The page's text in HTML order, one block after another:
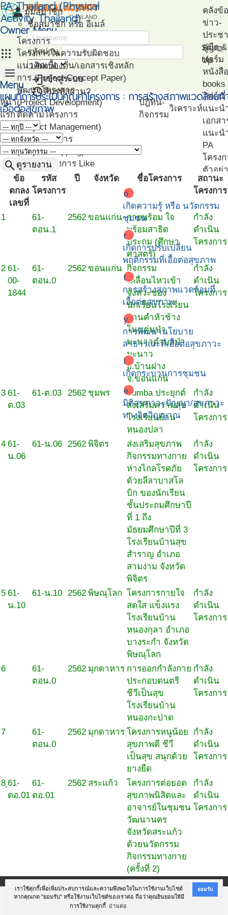
เราใช้คุกกี้เพื่อเพิ่มประสบการณ์และความพึงพอใจในการใช้งานเว็บไซต์
หากคุณกด "ยอมรับ" หรือใช้งานเว็บไซต์ของเราต่อ ถือว่าคุณยินยอมให้มี
การใช้งานคุกกี้
อ่านต่อ
ยอมรับ
PA Thailand (Physical
Activity Thailand)
Owner Menu
apps
personมุมสมาชิก
ชื่อสมาชิก หรือ อีเมล์
รหัสผ่าน visibility_off
loginเข้าสู่ระบบ
restoreลืมรหัสผ่าน?
Sign
Up
menu
Menu
หน้า
แรก
โครงการ
โครงการในความรับผิดชอบ
แนวคิดเบื้องต้น/เอกสารเชิงหลัก
การ (Project Concept Paper)
พัฒนาโครงการ
(Project Development)
ติดตามโครงการ
(Project Management)
แผนที่โครงการ
(Project Mapping)
รายชื่อโครงการ Like
(Like Project)
ปฎิทิน-
กิจกรรม
วิเคราะห์
คลังข้
ข่าว-
ประช
คู่มือ
ฟอร์ม
หนังสื
books
ไฟล์น
แนะน
เอกสา
แนะน
PA
โครง
ตัวอย่
โปรแ
ทดสอ
สมรร
แผนที่การประเมินคุณค่าโครงการ : การสร้างสภาพแวดล้อมที่
เอื้อต่อสุขภาพ
search ดูรายงาน
o
เกิดความรู้ หรือ นวัตกรรม
ชุมชน
r
เกิดการปรับเปลี่ยน
พฤติกรรมที่เอื้อต่อสุขภาพ
t
การสร้างสภาพแวดล้อมที่
เอื้อต่อสุขภาพ
y
การพัฒนานโยบาย
สาธารณะที่เอื้อต่อสุขภาวะ
l
เกิดกระบวนการชุมชน
e
มิติสุขภาวะปัญญา/สุขภาวะ
ทางจิตวิญญาณ
ข้อ
ตกลง
เลขที่
รหัส
โครงการ
ปี จังหวัด ชื่อโครงการ
สถานะ
โครงการ
1
61-
ตอน.1
2562 ขอนแก่น กายพร้อม ใจ
พร้อมสาธิต
ประถม (ศึกษา
ศาสตร์)
กำลัง
ดำเนิน
โครงการ
2 61-
00-
1844
61-
ตอน.0
2562 ขอนแก่น กิจกรรม
เคลื่อนไหวเข้า
จังหวะของ
นักเรียนโรงเรียน
บ้านคำหัวช้าง
โนนตุ่นป่า
มะนาวตำบลป่า
มะนาว
อ.บ้านฝาง
จ.ขอนแก่น
กำลัง
ดำเนิน
โครงการ
3 61-
ต.03
61-ต.03 2562 ชุมพร
Zumba ประยุกต์
ส่งเสริมความสุข
โรงเรียนบ้าน
หนองปลา
กำลัง
ดำเนิน
โครงการ
4 61-
น.06
61-น.06 2562 พิจิตร
ส่งเสริมสุขภาพ
กิจกรรมทางกาย
ห่างไกลโรคภัย
ด้วยลีลาบาสโล
บิก ของนักเรียน
ชั้นประถมศึกษาปี
ที่ 1 ถึง
มัธยมศึกษาปีที่ 3
โรงเรียนบ้านสุข
สำราญ อำเภอ
สามง่าม จังหวัด
พิจิตร
กำลัง
ดำเนิน
โครงการ
5 61-
น.10
61-น.10 2562 พิษณุโลก โครงการกายใจ
สดใส แข็งแรง
โรงเรียนบ้าน
หนองกุลา อำเภอ
บางระกำ จังหวัด
พิษณุโลก
กำลัง
ดำเนิน
โครงการ
6
61-
ตอน.0
2562 มุกดาหาร การออกกำลังกาย
ประกอบดนตรี
ชีวีเป็นสุข
โรงเรียนบ้าน
หนองกะปาด
กำลัง
ดำเนิน
โครงการ
7
61-
ตอน.0
2562 มุกดาหาร โครงการหนูน้อย
สุขภาพดี ชีวี
เป็นสุข สนุกด้วย
ยางยืด
กำลัง
ดำเนิน
โครงการ
8 ุ61-
ตอ.01
61-
ตอ.01
2562 สระแก้ว
โครงการต่อยอด
สุขภาพนิสิตและ
อาจารย์ในชุมชน
วัฒนานคร
จังหวัดสระแก้ว
ด้วยนวัตกรรม
กิจกรรมทางกาย
(ครั้งที่ 2)
กำลัง
ดำเนิน
โครงการ
@Copyright 2017 สถาบันการจัดการระบบสุขภาพ ม.สงขลานครินทร์ (สจรส.ม.อ.)
M&E Health Promotion Consult, Co.,Ltd.